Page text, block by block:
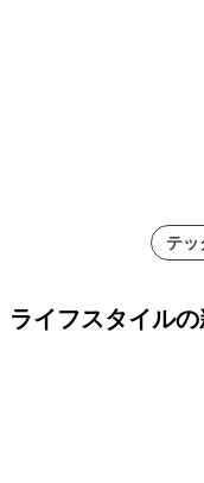
テッ
ライフスタイル